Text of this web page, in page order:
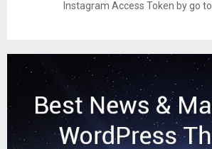
Instagram Access Token by go to